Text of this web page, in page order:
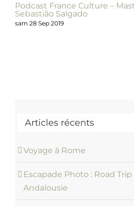
Podcast France Culture –
Sebastião Salgado
sam 28 Sep 2019
Articles récents
Voyage à Rome
Escapade Photo : Road Trip
Andalousie